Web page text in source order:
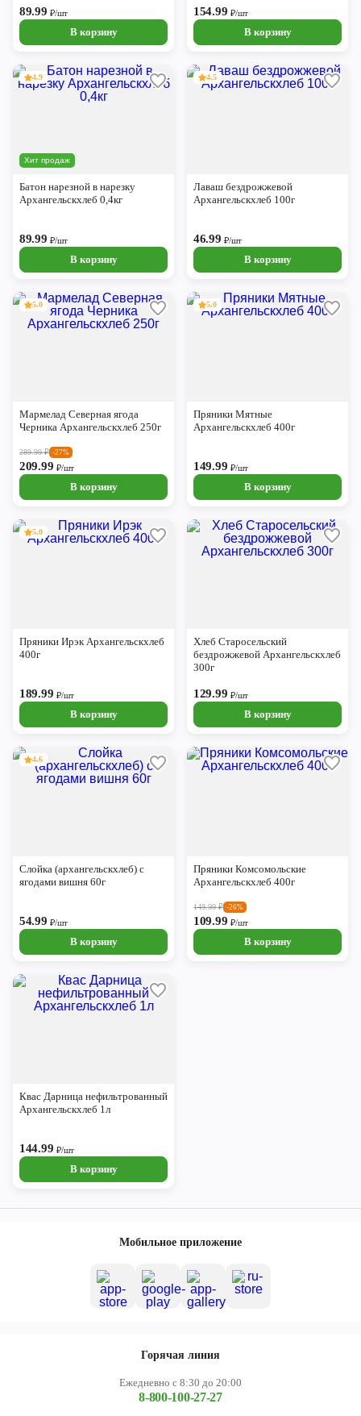
89.99₽/шт
В корзину
154.99 ₽/шт
В корзину
Хит продаж
4.9
Батон нарезной в нарезку
Архангельскхлеб 0,4кг
89.99₽/шт
В корзину
4.5
Лаваш бездрожжевой
Архангельскхлеб 100г
46.99₽/шт
В корзину
5.0
Мармелад Северная ягода
Черника Архангельскхлеб 250г
289.99₽ -27%
209.99 ₽/шт
В корзину
5.0
Пряники Мятные
Архангельскхлеб 400г
149.99 ₽/шт
В корзину
5.0
Пряники Ирэк Архангельскхлеб
400г
189.99 ₽/шт
В корзину
Хлеб Старосельский
бездрожжевой Архангельскхлеб
300г
129.99 ₽/шт
В корзину
4.6
Слойка (архангельскхлеб) с
ягодами вишня 60г
54.99₽/шт
В корзину
Пряники Комсомольские
Архангельскхлеб 400г
149.99₽ -26%
109.99 ₽/шт
В корзину
Квас Дарница нефильтрованный
Архангельскхлеб 1л
144.99 ₽/шт
В корзину
Мобильное приложение
Горячая линия
Ежедневно с 8:30 до 20:00
8-800-100-27-27